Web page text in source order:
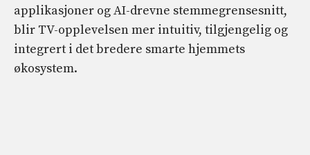
applikasjoner og AI-drevne stemmegrensesnitt,
blir TV-opplevelsen mer intuitiv, tilgjengelig og
integrert i det bredere smarte hjemmets
økosystem.